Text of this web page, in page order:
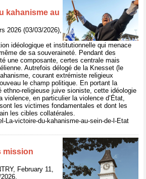
kahanisme au
2026 (03/03/2026),
idéologique et institutionnelle qui menace
de sa souveraineté. Pendant des
une composante, certes centrale mais
Autrefois délogé de la Knesset (le
courant extrémiste religieux
le champ politique. En portant la
ethno-religieuse juive sioniste, cette idéologie
violence, en particulier la violence d’État,
les victimes fondamentales et dont les
les cibles collatérales.
La-victoire-du-kahanisme-au-sein-de-l-Etat
mission
February 11,